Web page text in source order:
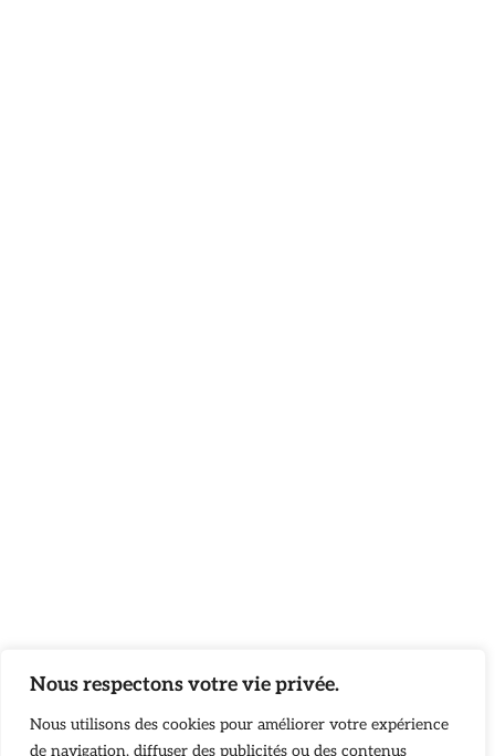
Nous respectons votre vie privée.
Nous utilisons des cookies pour améliorer votre expérience
de navigation, diffuser des publicités ou des contenus